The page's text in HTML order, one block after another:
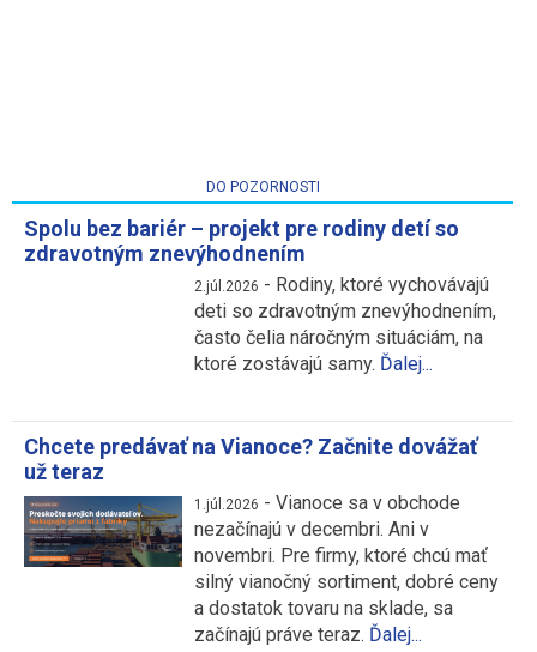
DO POZORNOSTI
Spolu bez bariér – projekt pre rodiny detí so
zdravotným znevýhodnením
2.júl.2026 - Rodiny, ktoré vychovávajú
deti so zdravotným znevýhodnením,
často čelia náročným situáciám, na
ktoré zostávajú samy. Ďalej...
Chcete predávať na Vianoce? Začnite dovážať
už teraz
1.júl.2026 - Vianoce sa v obchode
nezačínajú v decembri. Ani v
novembri. Pre firmy, ktoré chcú mať
silný vianočný sortiment, dobré ceny
a dostatok tovaru na sklade, sa
začínajú práve teraz. Ďalej...